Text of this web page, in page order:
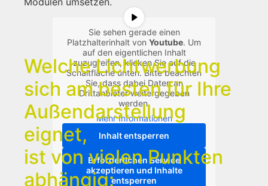
Sie sehen gerade einen
Platzhalterinhalt von Youtube. Um
auf den eigentlichen Inhalt
zuzugreifen, klicken Sie auf die
Schaltfläche unten. Bitte beachten
Sie, dass dabei Daten an
Drittanbieter weitergegeben
werden.
Mehr Informationen
Inhalt entsperren
Erforderlichen Service
akzeptieren und Inhalte
entsperren
Welche Lichtwerbung
sich am besten für Ihre
Außendarstellung
eignet,
ist von vielen Punkten
abhängig: